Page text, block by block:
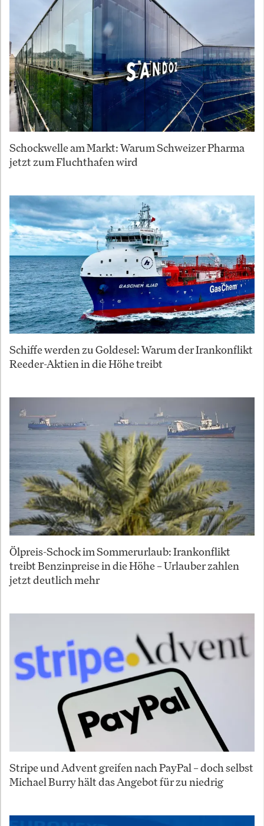
Schockwelle am Markt: Warum Schweizer Pharma
jetzt zum Fluchthafen wird
Schiffe werden zu Goldesel: Warum der Irankonflikt
Reeder-Aktien in die Höhe treibt
Ölpreis-Schock im Sommerurlaub: Irankonflikt
treibt Benzinpreise in die Höhe – Urlauber zahlen
jetzt deutlich mehr
Stripe und Advent greifen nach PayPal – doch selbst
Michael Burry hält das Angebot für zu niedrig